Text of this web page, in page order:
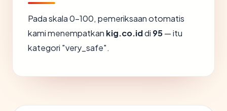
Pada skala 0-100, pemeriksaan otomatis
kami menempatkan kig.co.iddi 95— itu
kategori "very_safe".